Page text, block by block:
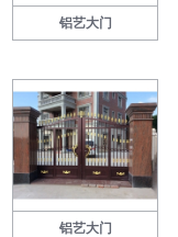
铝艺大门
铝艺大门